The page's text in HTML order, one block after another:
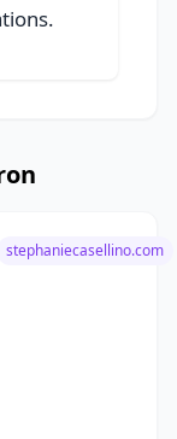
stephaniecasellino.com